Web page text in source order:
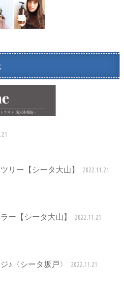
リー【シータ大山】 2022.11.21
ー【シータ大山】 2022.11.21
♪〈シータ坂戸〉 2022.11.21